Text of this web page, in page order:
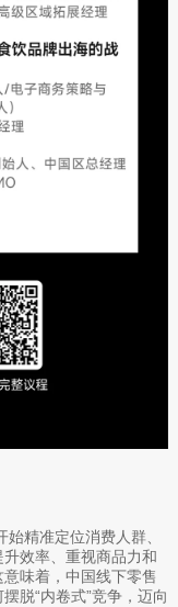
精准定位消费人群、
效率、重视商品力和
味着，中国线下零售
脱“内卷式”竞争，迈向